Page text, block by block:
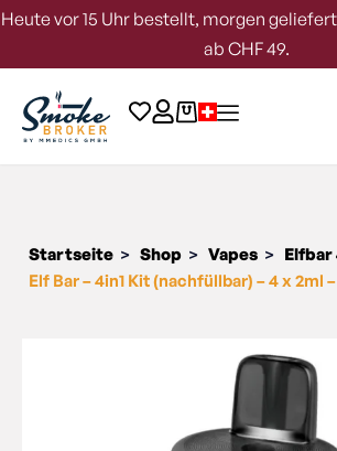
Heute vor 15 Uhr bestellt, morgen
ab CHF 49.
Startseite > Shop > Vapes > Elfbar
Elf Bar – 4in1 Kit (nachfüllbar) – 4 x 2ml